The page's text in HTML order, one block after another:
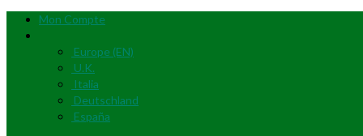
Mon Compte
Europe (EN)
U.K.
Italia
Deutschland
España